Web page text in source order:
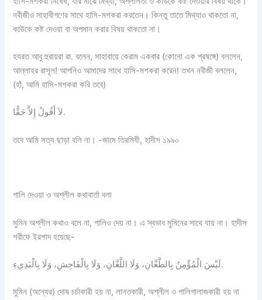
নবীজীও সাহাবীগণের সাথে হাসি-মশকরা করতেন। কিন্তু তাতে মিথ্যাও থাকতো না,
কাউকে কষ্ট দেওয়া বা অপমান করার বিষয় থাকতো না।
হযরত আবু হুরায়রা রা. বলেন, সাহাবায়ে কেরাম একবার (কোনো এক প্রষঙ্গে) বললেন,
আল্লাহর রাসূল! আপনিও আমাদের সাথে হাসি-মশকরা করেন! তখন নবীজী বললেন,
(হাঁ, আমি হাসি-মশকরা করি তবে)
لاَ أَقُولُ إِلاَّ حَقًّا.
তবে আমি সত্য ছাড়া বলি না। -জামে তিরমিযী, হাদীস ১৯৯০
গালি দেওয়া ও অশ্লীল কথাবার্তা বলা
মুমিন অশ্লীল কথাও বলে না, গালিও দেয় না। এ স্বভাব মুমিনের সাথে যায় না। হাদীস
শরীফে ইরশাদ হয়েছে-
لَيْسَ الْمُؤْمِنُ بِالطَّعَّانِ، وَلَا اللَّعَّانِ، وَلَا بِالْفَاحِشِ، وَلَا بِالْبَذِيءِ.
মুমিন (অন্যের) দোষ চর্চাকারী হয় না, লানতকারী, অশ্লীল ও গালিগালাজকারী হয় না